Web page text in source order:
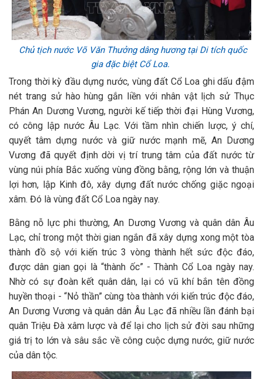
Chủ tịch nước Võ Văn Thưởng dâng hương tại Di tích quốc
gia đặc biệt Cổ Loa.
Trong thời kỳ đầu dựng nước, vùng đất Cổ Loa ghi dấu đậm
nét trang sử hào hùng gắn liền với nhân vật lịch sử Thục
Phán An Dương Vương, người kế tiếp thời đại Hùng Vương,
có công lập nước Âu Lạc. Với tầm nhìn chiến lược, ý chí,
quyết tâm dựng nước và giữ nước mạnh mẽ, An Dương
Vương đã quyết định dời vị trí trung tâm của đất nước từ
vùng núi phía Bắc xuống vùng đồng bằng, rộng lớn và thuận
lợi hơn, lập Kinh đô, xây dựng đất nước chống giặc ngoại
xâm. Đó là vùng đất Cổ Loa ngày nay.
Bằng nỗ lực phi thường, An Dương Vương và quân dân Âu
Lạc, chỉ trong một thời gian ngắn đã xây dựng xong một tòa
thành đồ sộ với kiến trúc 3 vòng thành hết sức độc đáo,
được dân gian gọi là “thành ốc” - Thành Cổ Loa ngày nay.
Nhờ có sự đoàn kết quân dân, lại có vũ khí bắn tên đồng
huyền thoại - “Nỏ thần” cùng tòa thành với kiến trúc độc đáo,
An Dương Vương và quân dân Âu Lạc đã nhiều lần đánh bại
quân Triệu Đà xâm lược và để lại cho lịch sử đời sau những
giá trị to lớn và sâu sắc về công cuộc dựng nước, giữ nước
của dân tộc.